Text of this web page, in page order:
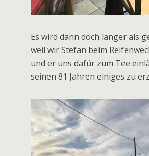
Gesellschaft, die besser kaum
einzigen, die einen
Feuer braten – Planung ist
aber da auf 1100hm gelegen
längeren Aufenthalt